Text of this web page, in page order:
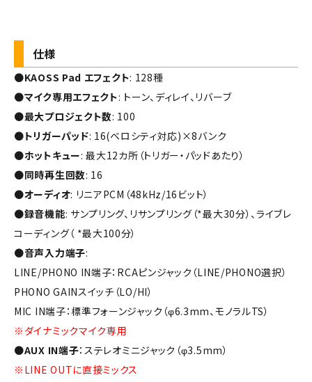
仕様
●KAOSS Pad エフェクト: 128種
●マイク専用エフェクト: トーン、ディレイ、リバーブ
●最大プロジェクト数: 100
●トリガーパッド: 16(ベロシティ対応)×8バンク
●ホットキュー: 最大12カ所（トリガー・パッドあたり）
●同時再生回数: 16
●オーディオ: リニアPCM（48kHz/16ビット）
●録音機能: サンプリング、リサンプリング（*最大30分）、ライブレ
コーディング（ *最大100分）
●音声入力端子:
LINE/PHONO IN端子：RCAピンジャック（LINE/PHONO選択）
PHONO GAINスイッチ（LO/HI）
MIC IN端子：標準フォーンジャック（φ6.3mm、モノラルTS）
※ダイナミックマイク専用
●AUX IN端子：ステレオミニジャック（φ3.5mm）
※LINE OUTに直接ミックス